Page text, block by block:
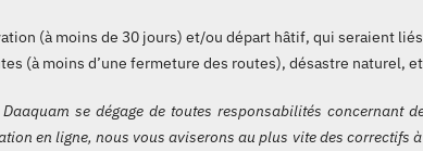
(à moins de 30 jours) et/ou départ hâtif, qui seraient
(à moins d’une fermeture des routes), désastre naturel,
se dégage de toutes responsabilités
en ligne, nous vous aviserons au plus vite des